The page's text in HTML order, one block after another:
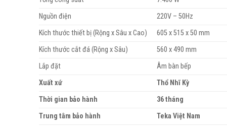
Nguồn điện
220V – 50Hz
Kích thước thiết bị (Rộng x Sâu x Cao)
605 x 515 x 50 mm
Kích thước cắt đá (Rộng x Sâu)
560 x 490 mm
Lắp đặt
Âm bàn bếp
Xuất xứ
Thổ Nhĩ Kỳ
Thời gian bảo hành
36 tháng
Trung tâm bảo hành
Teka Việt Nam